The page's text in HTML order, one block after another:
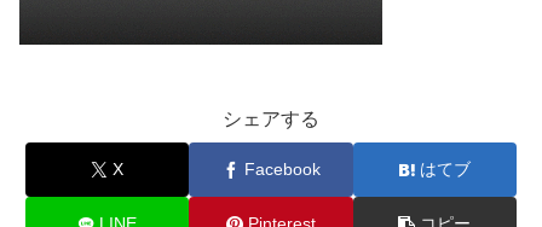
シェアする
X Facebook はてブ